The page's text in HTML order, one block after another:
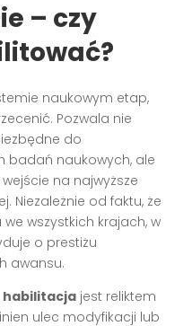
– czy
naukowym etap,
Pozwala nie
do
badań naukowych, ale
na najwyższe
Niezależnie od faktu, że
wszystkich krajach, w
o prestiżu
awansu.
habilitacja jest reliktem
ulec modyfikacji lub